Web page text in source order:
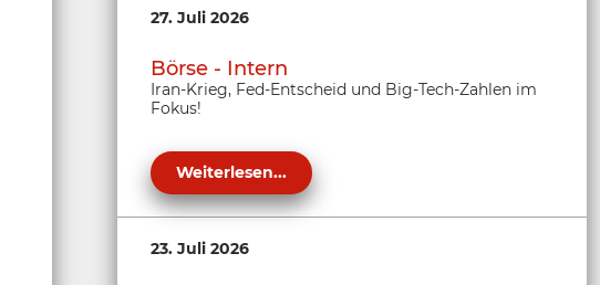
27. Juli 2026
Börse - Intern
Iran-Krieg, Fed-Entscheid und Big-Tech-Zahlen im
Fokus!
Weiterlesen...
23. Juli 2026